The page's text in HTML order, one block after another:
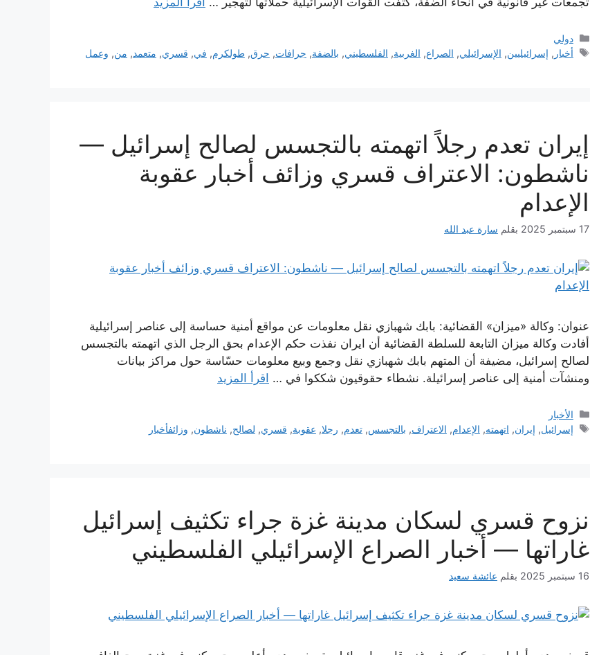
التصنيفات
دولي
الوسوم
أخبار , إسرائيليين, الإسرائيلي, الصراع, الغربية, الفلسطيني, بالضفة, جرافات, حرق,طولكرم, في, قسري, متعمد, من, وعمل
إيران تعدم رجلاً اتهمته بالتجسس لصالح إسرائيل —
ناشطون: الاعتراف قسري وزائف أخبار عقوبة
الإعدام
17 سبتمبر 2025 بقلم سارة عبد الله
عنوان: وكالة «ميزان» القضائية: بابك شهبازي نقل معلومات عن مواقع أمنية حساسة إلى عناصر إسرائيلية
أفادت وكالة ميزان التابعة للسلطة القضائية أن ايران نفذت حكم الإعدام بحق الرجل الذي اتهمته بالتجسس
لصالح إسرائيل، مضيفة أن المتهم بابك شهبازي نقل وجمع وبيع معلومات حسّاسة حول مراكز بيانات
ومنشآت أمنية إلى عناصر إسرائيلة. نشطاء حقوقيون شككوا في … اقرأ المزيد
التصنيفات
الأخبار
الوسوم
إسرائيل, إيران, اتهمته, الإعدام, الاعتراف, بالتجسس,تعدم, رجلا, عقوبة, قسري, لصالح, ناشطون, وزائفأخبار
نزوح قسري لسكان مدينة غزة جراء تكثيف إسرائيل
غاراتها — أخبار الصراع الإسرائيلي الفلسطيني
16 سبتمبر 2025 بقلم عائشة سعيد